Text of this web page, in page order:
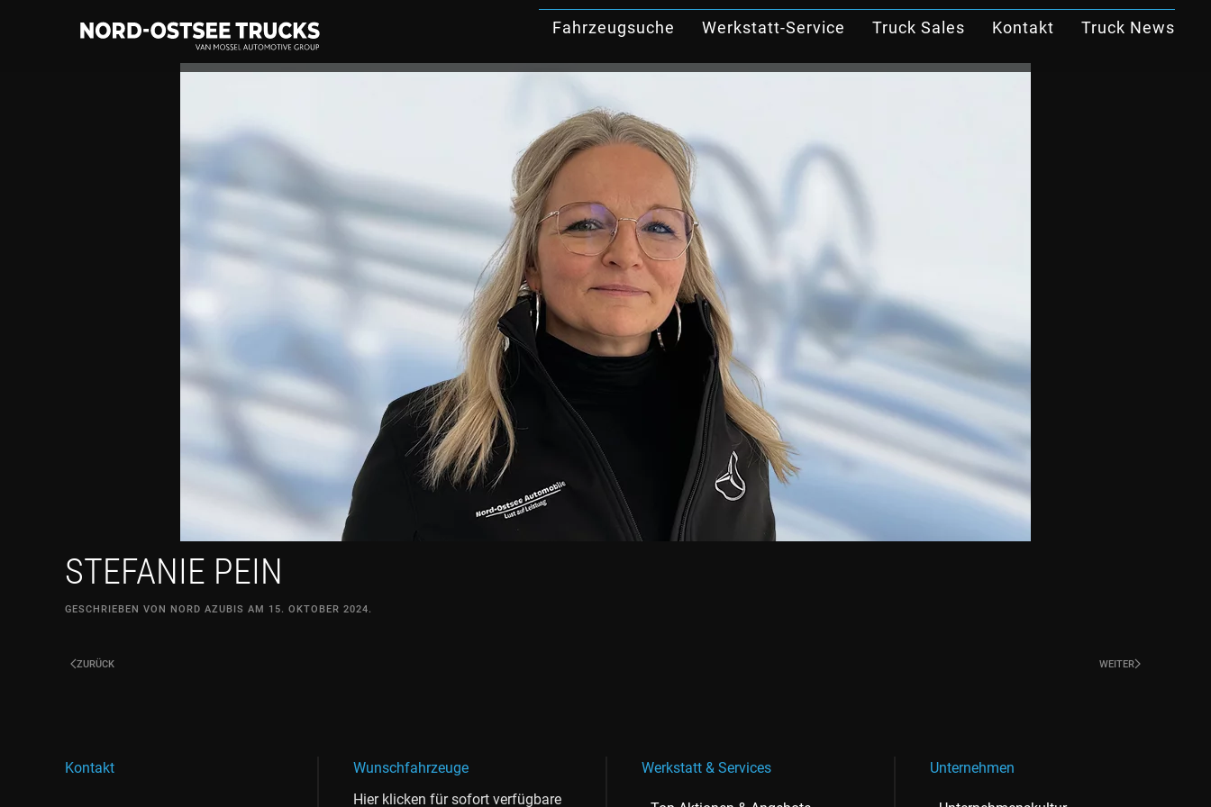
Fahrzeugsuche Werkstatt-Service Truck Sales Kontakt Truck News
STEFANIE PEIN
GESCHRIEBEN VON NORD AZUBIS AM 15. OKTOBER 2024.
ZURÜCK WEITER
Kontakt
Wunschfahrzeuge
Hier klicken für sofort verfügbare
Werkstatt & Services Unternehmen